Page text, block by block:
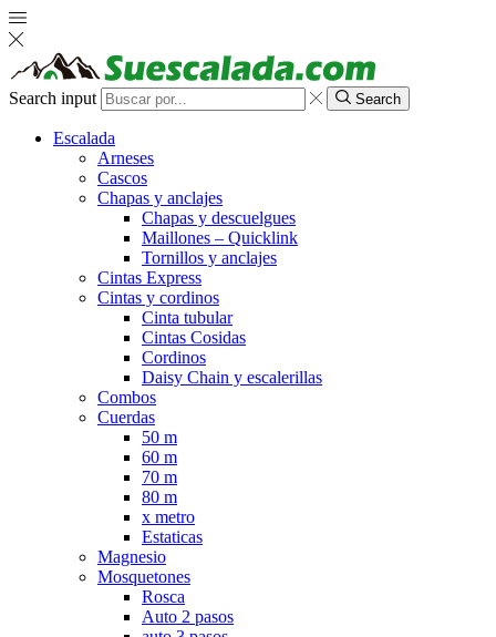
Search input Search
Escalada
Arneses
Cascos
Chapas y anclajes
Chapas y descuelgues
Maillones – Quicklink
Tornillos y anclajes
Cintas Express
Cintas y cordinos
Cinta tubular
Cintas Cosidas
Cordinos
Daisy Chain y escalerillas
Combos
Cuerdas
50 m
60 m
70 m
80 m
x metro
Estaticas
Magnesio
Mosquetones
Rosca
Auto 2 pasos